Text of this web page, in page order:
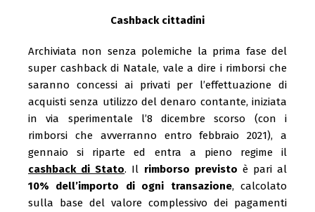
Cashback cittadini
Archiviata non senza polemiche la prima fase del
super cashback di Natale, vale a dire i rimborsi che
saranno concessi ai privati per l’effettuazione di
acquisti senza utilizzo del denaro contante, iniziata
in via sperimentale l’8 dicembre scorso (con i
rimborsi che avverranno entro febbraio 2021), a
gennaio si riparte ed entra a pieno regime il
cashback di Stato. Il rimborso previsto è pari al
10% dell’importo di ogni transazione, calcolato
sulla base del valore complessivo dei pagamenti